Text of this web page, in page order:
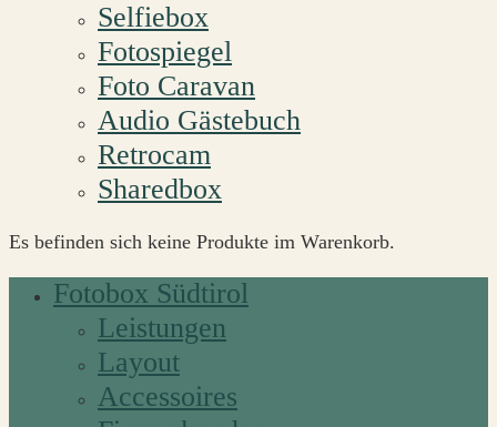
Selfiebox
Fotospiegel
Foto Caravan
Audio Gästebuch
Retrocam
Sharedbox
Es befinden sich keine Produkte im Warenkorb.
Fotobox Südtirol
Leistungen
Layout
Accessoires